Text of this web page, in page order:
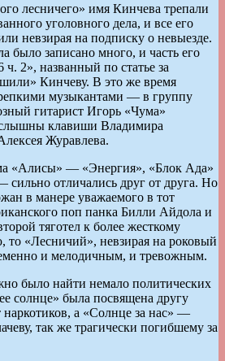
лесничего» имя Кинчева трепали
уголовного дела, и все его
невзирая на подписку о невыезде.
было записано много, и часть его
2», названный по статье за
Кинчеву. В это же время
музыкантами — в группу
гитарист Игорь «Чума»
клавиши Владимира
Журавлева.
«Алисы» — «Энергия», «Блок Ада»
отличались друг от друга. Но
в манере уважаемого в тот
поп панка Билли Айдола и
тяготел к более жесткому
то «Лесничий», невзирая на роковый
и мелодичным, и тревожным.
было найти немало политических
солнце» была посвящена другу
а «Солнце за нас» —
так же трагически погибшему за